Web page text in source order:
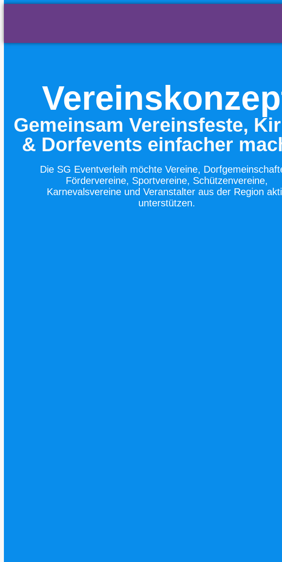
Gemeinsam Vereinsfeste,
& Dorfevents einfacher
Die SG Eventverleih möchte Vereine,
Fördervereine, Sportvereine, Schützenvereine,
Karnevalsvereine und Veranstalter aus der Region
unterstützen.